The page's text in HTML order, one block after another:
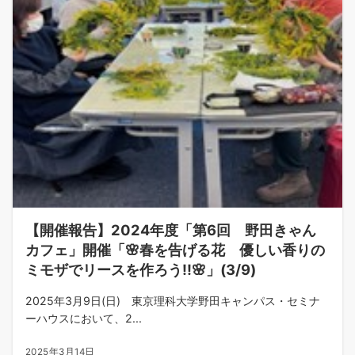
【開催報告】2024年度「第6回 野田きゃん
カフェ」開催「🌸春を告げる花 優しい香りの
ミモザでリースを作ろう!!🌸」(3/9)
2025年3月9日(日) 東京理科大学野田キャンパス・セミナ
ーハウスにおいて、2...
2025年3月14日